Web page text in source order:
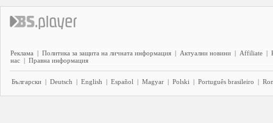
Реклама | Политика за защита на личната информация | Актуални новини | Affiliate |
нас | Правна информация
Български | Deutsch | English | Español | Magyar | Polski | Português brasileiro |